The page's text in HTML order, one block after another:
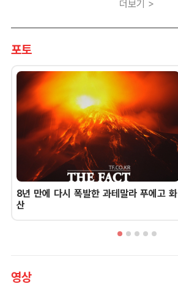
더보기 >
포토
8년 만에 다시 폭발한 과테말라 푸에고 화
산
영상